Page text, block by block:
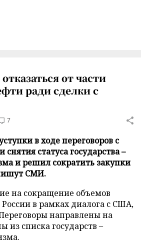
от части
ради сделки с
7
в ходе переговоров с
статуса государства –
и решил сократить закупки
СМИ.
на сокращение объемов
в рамках диалога с США,
направлены на
из списка государств –